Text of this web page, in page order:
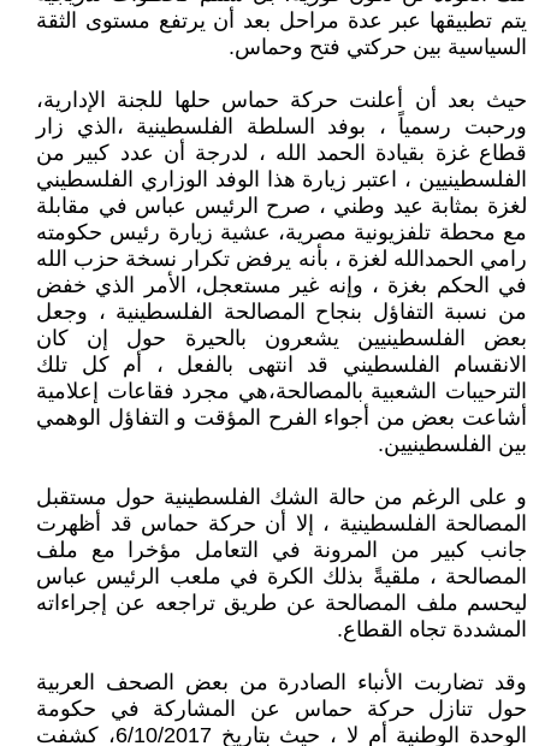
يتم تطبيقها عبر عدة مراحل بعد أن يرتفع مستوى الثقة
السياسية بين حركتي فتح وحماس.
حيث بعد أن أعلنت حركة حماس حلها للجنة الإدارية،
ورحبت رسمياً ، بوفد السلطة الفلسطينية ،الذي زار
قطاع غزة بقيادة الحمد الله ، لدرجة أن عدد كبير من
الفلسطينيين ، اعتبر زيارة هذا الوفد الوزاري الفلسطيني
لغزة بمثابة عيد وطني ، صرح الرئيس عباس في مقابلة
مع محطة تلفزيونية مصرية، عشية زيارة رئيس حكومته
رامي الحمدالله لغزة ، بأنه يرفض تكرار نسخة حزب الله
في الحكم بغزة ، وإنه غير مستعجل، الأمر الذي خفض
من نسبة التفاؤل بنجاح المصالحة الفلسطينية ، وجعل
بعض الفلسطينيين يشعرون بالحيرة حول إن كان
الانقسام الفلسطيني قد انتهى بالفعل ، أم كل تلك
الترحيبات الشعبية بالمصالحة،هي مجرد فقاعات إعلامية
أشاعت بعض من أجواء الفرح المؤقت و التفاؤل الوهمي
بين الفلسطينيين.
و على الرغم من حالة الشك الفلسطينية حول مستقبل
المصالحة الفلسطينية ، إلا أن حركة حماس قد أظهرت
جانب كبير من المرونة في التعامل مؤخرا مع ملف
المصالحة ، ملقيةً بذلك الكرة في ملعب الرئيس عباس
ليحسم ملف المصالحة عن طريق تراجعه عن إجراءاته
المشددة تجاه القطاع.
وقد تضاربت الأنباء الصادرة من بعض الصحف العربية
حول تنازل حركة حماس عن المشاركة في حكومة
الوحدة الوطنية أم لا ، حيث بتاريخ 6/10/2017، كشفت